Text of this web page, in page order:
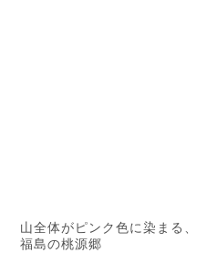
山全体がピンク色に染まる、
福島の桃源郷